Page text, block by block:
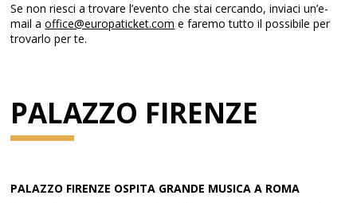
Se non riesci a trovare l’evento che stai cercando, inviaci un’e-
mail aoffice@europaticket.com e faremo tutto il possibile per
trovarlo per te.
PALAZZO FIRENZE
PALAZZO FIRENZE OSPITA GRANDE MUSICA A ROMA